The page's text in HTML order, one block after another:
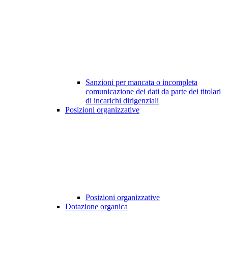
Sanzioni per mancata o incompleta
comunicazione dei dati da parte dei titolari
di incarichi dirigenziali
Posizioni organizzative
Posizioni organizzative
Dotazione organica